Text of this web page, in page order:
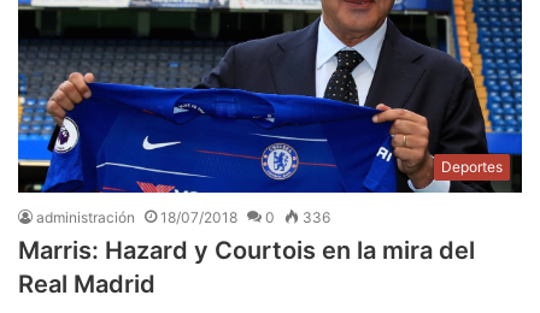
Deportes
administración 18/07/2018 0 336
Marris: Hazard y Courtois en la mira del
Real Madrid